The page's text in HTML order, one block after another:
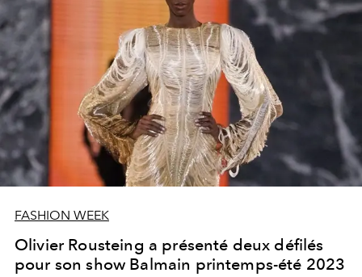
FASHION WEEK
Olivier Rousteing a présenté deux défilés
pour son show Balmain printemps-été 2023